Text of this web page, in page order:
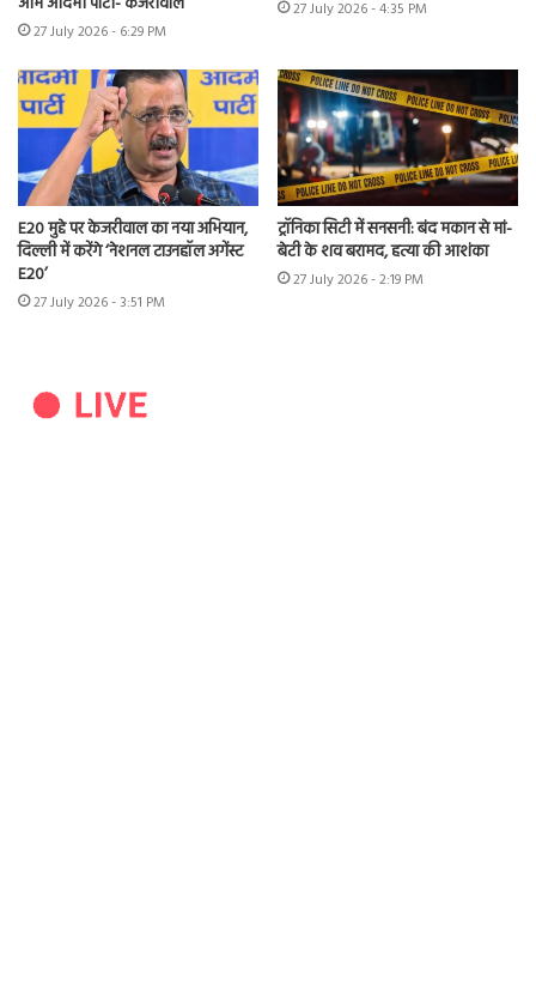
27 July 2026 - 6:29 PM
27 July 2026 - 4:35 PM
E20 मुद्दे पर केजरीवाल का नया अभियान,
दिल्ली में करेंगे ‘नेशनल टाउनहॉल अगेंस्ट
E20’
27 July 2026 - 3:51 PM
ट्रॉनिका सिटी में सनसनी: बंद मकान से मां-
बेटी के शव बरामद, हत्या की आशंका
27 July 2026 - 2:19 PM